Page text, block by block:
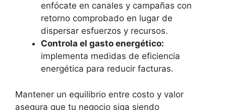
enfócate en canales y campañas con
retorno comprobado en lugar de
dispersar esfuerzos y recursos.
Controla el gasto energético:
implementa medidas de eficiencia
energética para reducir facturas.
Mantener un equilibrio entre costo y valor
asegura que tu negocio siga siendo